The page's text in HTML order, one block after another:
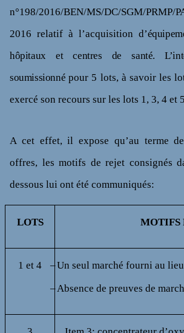
n°198/2016/BEN/MS/DC/SGM/PRMP/
2016 relatif à l’acquisition
hôpitaux et centres de santé.
soumissionné pour 5 lots, à savoir les
exercé son recours sur les lots 1, 3, 4 et
A cet effet, il expose qu’au terme
offres, les motifs de rejet consignés
dessous lui ont été communiqués:
LOTS MOTIFS
1 et 4 –Un seul marché fourni au
–Absence de preuves de